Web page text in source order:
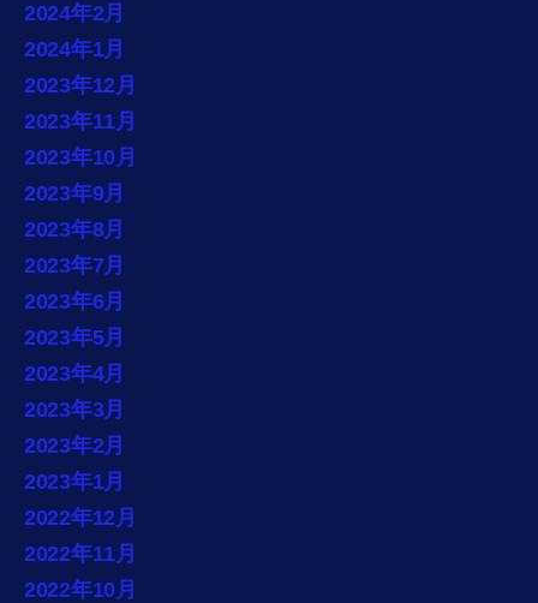
2024年2月
2024年1月
2023年12月
2023年11月
2023年10月
2023年9月
2023年8月
2023年7月
2023年6月
2023年5月
2023年4月
2023年3月
2023年2月
2023年1月
2022年12月
2022年11月
2022年10月